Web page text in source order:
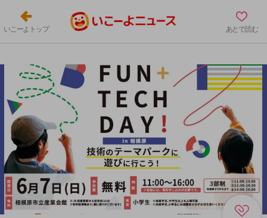
いこーよトップ あとで読む